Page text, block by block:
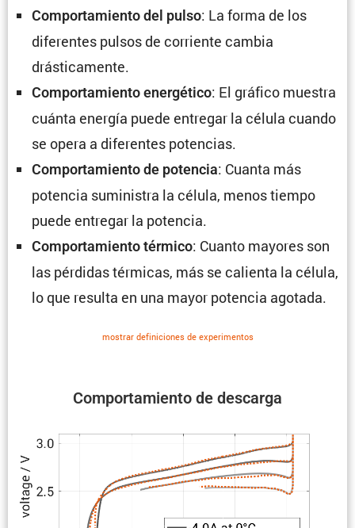
Compor­ta­miento de descarga
Compor­ta­miento del pulso: La forma de los
diferentes pulsos de corriente cambia
drásticamente.
Compor­ta­miento energé­tico: El gráfico muestra
cuánta energía puede entregar la célula cuando
se opera a diferentes potencias.
Compor­ta­miento de potencia: Cuanta más
potencia suministra la célula, menos tiempo
puede entregar la potencia.
Compor­ta­miento térmico: Cuanto mayores son
las pérdidas térmicas, más se calienta la célula,
lo que resulta en una mayor potencia agotada.
mostrar defini­ciones de experi­mentos